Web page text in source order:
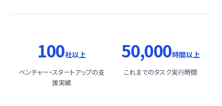
100社以上
ベンチャー・スタートアップの支
援実績
50,000時間以上
これまでのタスク実行時間